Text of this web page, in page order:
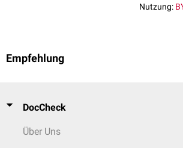
Nutzung:
Empfehlung
DocCheck
Über Uns